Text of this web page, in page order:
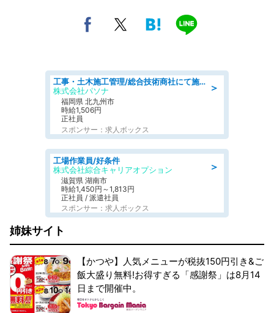
＞
工事・土木施工管理/総合技術商社にて施工管理のお仕事/即日勤務可/車通勤可/工事・土木施工管理/生産・品質管理
株式会社パソナ
福岡県 北九州市
時給1,506円
正社員
スポンサー：求人ボックス
＞
工場作業員/好条件
株式会社綜合キャリアオプション
滋賀県 湖南市
時給1,450円～1,813円
正社員 / 派遣社員
スポンサー：求人ボックス
姉妹サイト
【かつや】人気メニューが税抜150円引き&ご
飯大盛り無料!お得すぎる「感謝祭」は8月14
日まで開催中。